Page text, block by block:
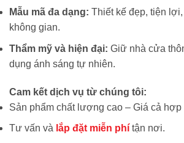
Mẫu mã đa dạng: Thiết kế đẹp, tiện
không gian.
Thẩm mỹ và hiện đại: Giữ nhà cửa
dụng ánh sáng tự nhiên.
Cam kết dịch vụ từ chúng tôi:
Sản phẩm chất lượng cao – Giá cả hợp
Tư vấn và lắp đặt miễn phí tận nơi.